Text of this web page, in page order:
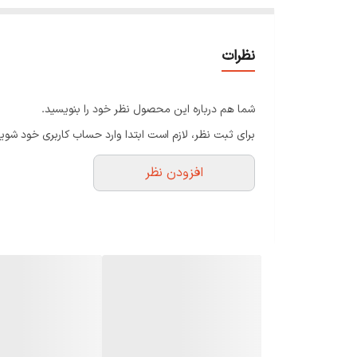
نظرات
شما هم درباره این محصول نظر خود را بنویسید.
برای ثبت نظر، لازم است ابتدا وارد حساب کاربری خود
افزودن نظر